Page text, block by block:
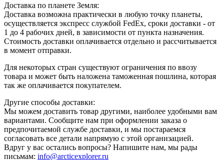
Доставка по планете Земля:
Доставка возможна практически в любую точку планеты,
осуществляется экспресс службой FedEx, сроки доставки - от
1 до 4 рабочих дней, в зависимости от пункта назначения.
Стоимость доставки оплачивается отдельно и рассчитывается
в момент отправки.
Для некоторых стран существуют ограничения по ввозу
товара и может быть наложена таможенная пошлина, которая
так же оплачивается покупателем.
Другие способы доставки:
Мы можем доставить товар другими, наиболее удобными вам
вариантами. Сообщите нам при оформлении заказа о
предпочитаемой службе доставки, и мы постараемся
согласовать все детали напрямую с этой организацией.
Вдруг у вас остались вопросы? Напишите нам, мы рады
письмам: info@arcticexplorer.ru